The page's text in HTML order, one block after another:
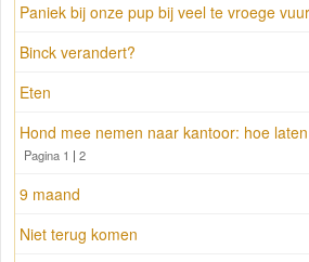
Paniek bij onze pup bij veel te vroege
Binck verandert?
Eten
Hond mee nemen naar kantoor: hoe
Pagina 1 | 2
9 maand
Niet terug komen